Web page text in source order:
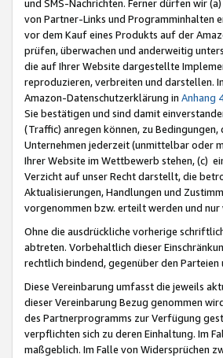
und SMS-Nachrichten. Ferner dürfen wir
von Partner-Links und Programminhalten
vor dem Kauf eines Produkts auf der
prüfen, überwachen und anderweitig
die auf Ihrer Website dargestellte
reproduzieren, verbreiten und darstellen.
Amazon-Datenschutzerklärung in Anhang
Sie bestätigen und sind damit
(Traffic) anregen können, zu
Unternehmen jederzeit (unmittelbar oder
Ihrer Website im Wettbewerb stehen, (c)
Verzicht auf unser Recht darstellt, die
Aktualisierungen, Handlungen und
vorgenommen bzw. erteilt werden und
Ohne die ausdrückliche vorherige
abtreten. Vorbehaltlich dieser
rechtlich bindend, gegenüber den
Diese Vereinbarung umfasst die jeweils
dieser Vereinbarung Bezug genommen
des Partnerprogramms zur Verfügung
verpflichten sich zu deren Einhaltung. Im
maßgeblich. Im Falle von Widersprüchen